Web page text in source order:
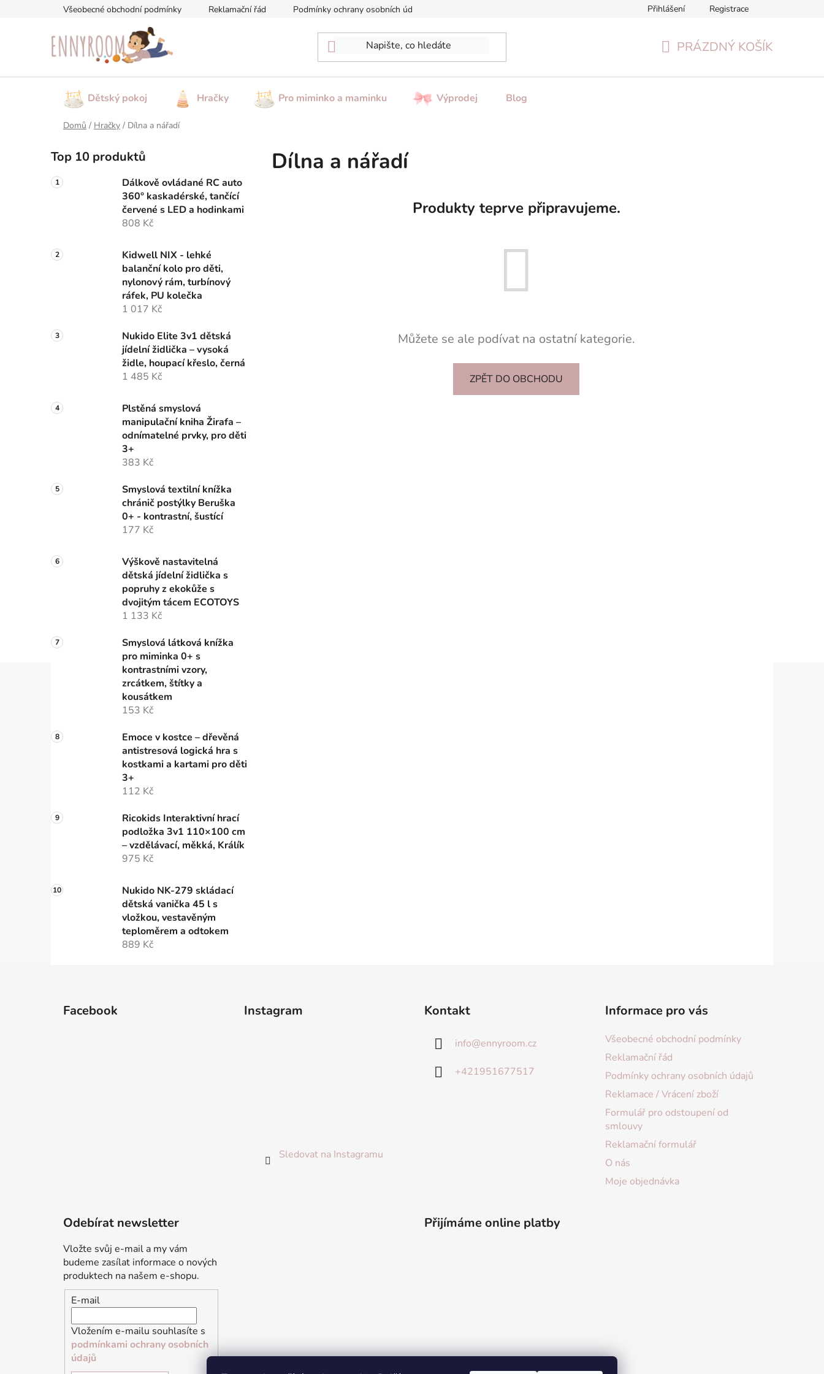
Všeobecné obchodní podmínky Reklamační řád Podmínky ochrany osobních údajů Formulář pro odstoupení od smlouvy Reklamační formulář
Přihlášení Registrace
PRÁZDNÝ KOŠÍK
Dětský pokoj Hračky Pro miminko a maminku Výprodej Blog
Domů / Hračky / Dílna a nářadí
o
s
t
n
e
Top 10 produktů
Dálkově ovládané RC auto
360° kaskadérské, tančící
červené s LED a hodinkami
808 Kč
Kidwell NIX - lehké
balanční kolo pro děti,
nylonový rám, turbínový
ráfek, PU kolečka
1 017 Kč
Nukido Elite 3v1 dětská
jídelní židlička – vysoká
židle, houpací křeslo, černá
1 485 Kč
Plstěná smyslová
manipulační kniha Žirafa –
odnímatelné prvky, pro děti
3+
383 Kč
Smyslová textilní knížka
chránič postýlky Beruška
0+ - kontrastní, šustící
177 Kč
Výškově nastavitelná
dětská jídelní židlička s
popruhy z ekokůže s
dvojitým tácem ECOTOYS
1 133 Kč
Smyslová látková knížka
pro miminka 0+ s
kontrastními vzory,
zrcátkem, štítky a
kousátkem
153 Kč
Emoce v kostce – dřevěná
antistresová logická hra s
kostkami a kartami pro děti
3+
112 Kč
Ricokids Interaktivní hrací
podložka 3v1 110×100 cm
– vzdělávací, měkká, Králík
975 Kč
Nukido NK-279 skládací
dětská vanička 45 l s
vložkou, vestavěným
teploměrem a odtokem
889 Kč
Dílna a nářadí
Produkty teprve připravujeme.
Můžete se ale podívat na ostatní kategorie.
ZPĚT DO OBCHODU
Facebook Instagram
Sledovat na Instagramu
Kontakt
info@ennyroom.cz
+421951677517
Informace pro vás
Všeobecné obchodní podmínky
Reklamační řád
Podmínky ochrany osobních údajů
Reklamace / Vrácení zboží
Formulář pro odstoupení od
smlouvy
Reklamační formulář
O nás
Moje objednávka
Odebírat newsletter
Vložte svůj e-mail a my vám
budeme zasílat informace o nových
produktech na našem e-shopu.
E-mail
Vložením e-mailu souhlasíte s
podmínkami ochrany osobních
údajů
Přijímáme online platby